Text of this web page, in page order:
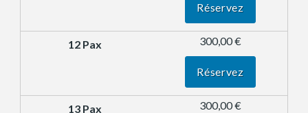
Réservez
300,00 €
Réservez
300,00 €